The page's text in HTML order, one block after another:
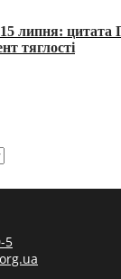
липня: цитата
тяглості
5